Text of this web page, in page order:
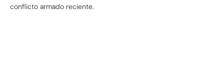
conflicto armado reciente.